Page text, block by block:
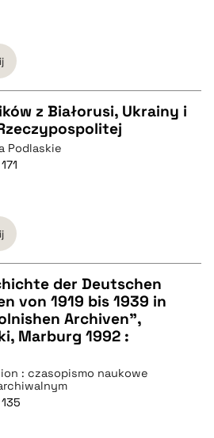
z Białorusi, Ukrainy i
Podlaskie
der Deutschen
von 1919 bis 1939 in
Archiven",
Marburg 1992 :
: czasopismo naukowe